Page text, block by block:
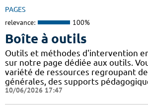
PAGES
relevance: 100%
Boîte à outils
Outils et méthodes d'intervention
sur notre page dédiée aux outils.
variété de ressources regroupant
générales, des supports
10/06/2026 17:47